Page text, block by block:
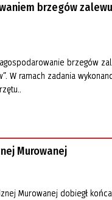
brzegów
brzegów
W ramach zadania
Murowanej
Murowanej dobiegł